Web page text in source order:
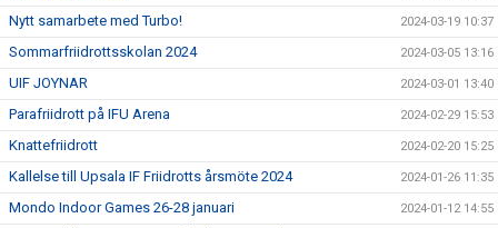
Nytt samarbete med Turbo! 2024-03-19 10:37
Sommarfriidrottsskolan 2024 2024-03-05 13:16
UIF JOYNAR 2024-03-01 13:40
Parafriidrott på IFU Arena 2024-02-29 15:53
Knattefriidrott 2024-02-20 15:25
Kallelse till Upsala IF Friidrotts årsmöte 2024 2024-01-26 11:35
Mondo Indoor Games 26-28 januari 2024-01-12 14:55